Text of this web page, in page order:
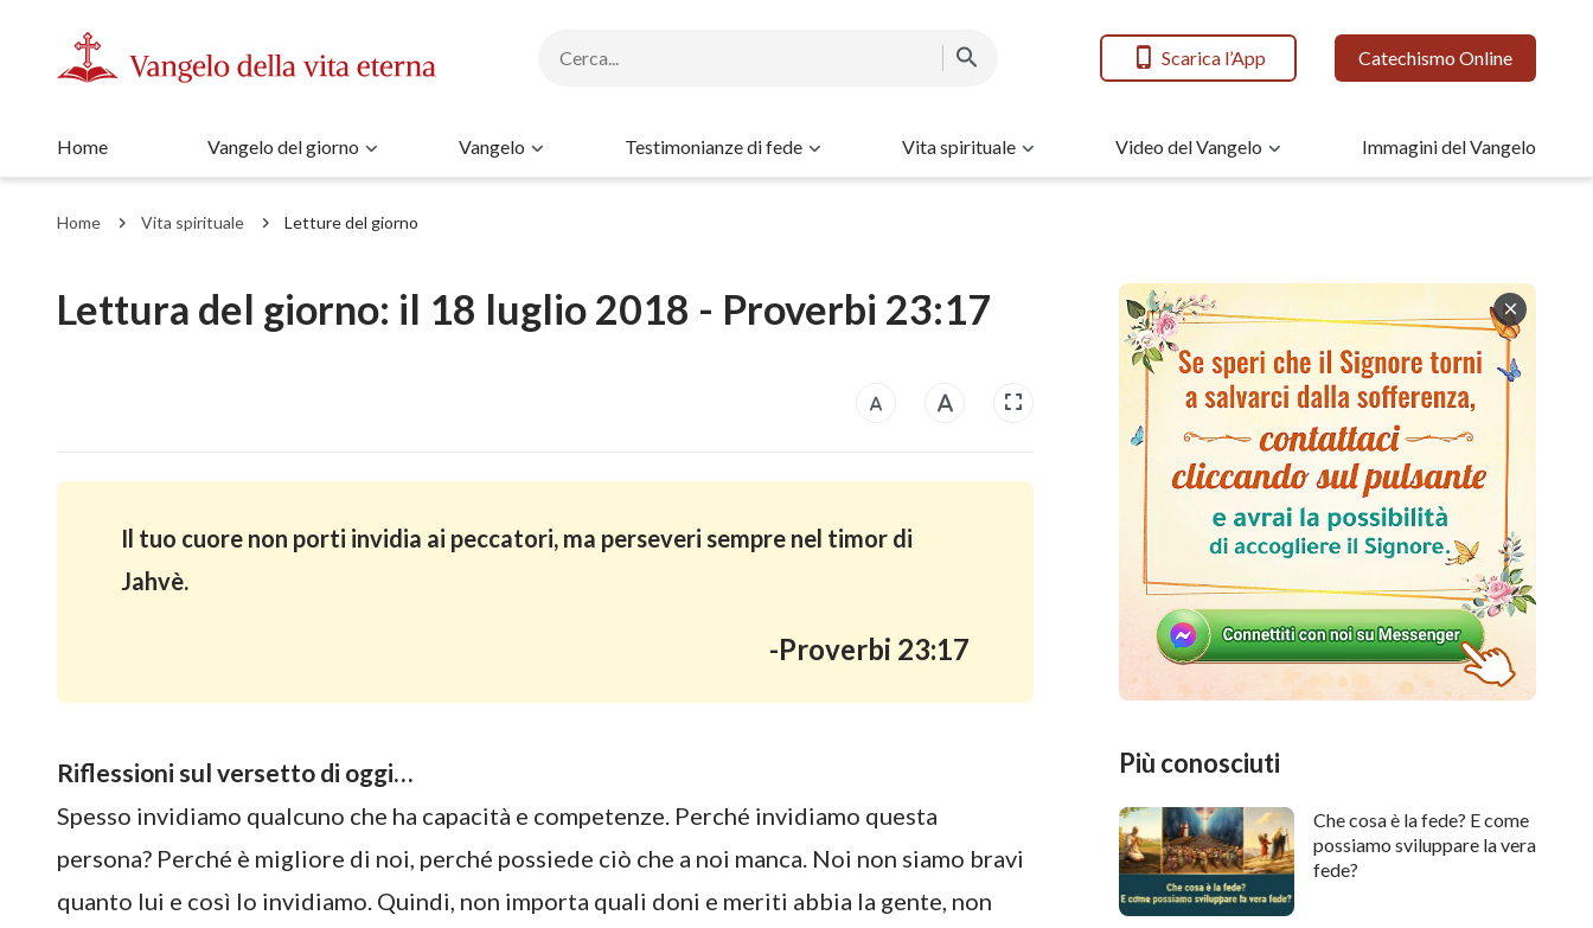
Scarica l’App Catechismo Online
Home Vangelo del giorno Vangelo Testimonianze di fede Vita spirituale Video del Vangelo Immagini del Vangelo
Home Vita spirituale Letture del giorno
Lettura del giorno: il 18 luglio 2018 - Proverbi 23:17
Il tuo cuore non porti invidia ai peccatori, ma perseveri sempre nel timor di
Jahvè.
-Proverbi 23:17
Riflessioni sul versetto di oggi…
Spesso invidiamo qualcuno che ha capacità e competenze. Perché invidiamo questa
persona? Perché è migliore di noi, perché possiede ciò che a noi manca. Noi non siamo bravi
quanto lui e così lo invidiamo. Quindi, non importa quali doni e meriti abbia la gente, non
Più conosciuti
Che cosa è la fede? E come
possiamo sviluppare la vera
fede?